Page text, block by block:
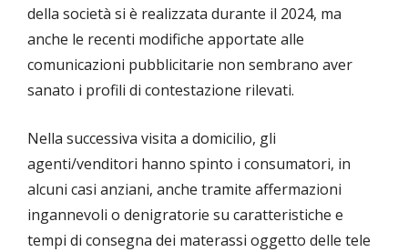
della società si è realizzata durante il 2024, ma
anche le recenti modifiche apportate alle
comunicazioni pubblicitarie non sembrano aver
sanato i profili di contestazione rilevati.
Nella successiva visita a domicilio, gli
agenti/venditori hanno spinto i consumatori, in
alcuni casi anziani, anche tramite affermazioni
ingannevoli o denigratorie su caratteristiche e
tempi di consegna dei materassi oggetto delle tele